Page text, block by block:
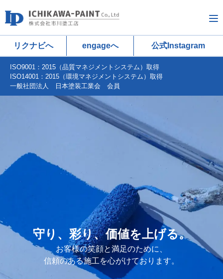
リクナビへ engageへ 公式Instagram
ISO9001：2015（品質マネジメントシステム）取得
ISO14001：2015（環境マネジメントシステム）取得
一般社団法人 日本塗装工業会 会員
守り、彩り、価値を上げる。
お客様の笑顔と満足のために、
信頼のある施工を心がけております。
守り、彩り、価値を上げる。
お客様の笑顔と満足のために、
信頼のある施工を心がけております。
守り、彩り、価値を上げる。
お客様の笑顔と満足のために、
信頼のある施工を心がけております。
守り、彩り、価値を上げる。
お客様の笑顔と満足のために、
信頼のある施工を心がけております。